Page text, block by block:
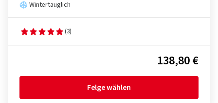
Wintertauglich
(3)
138,80 €
Felge wählen